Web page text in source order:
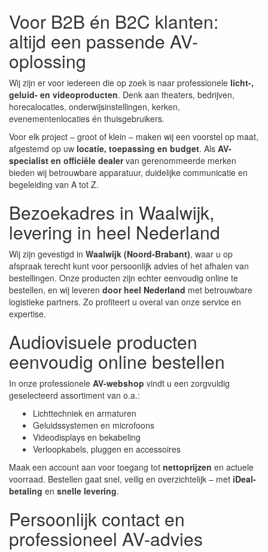
Voor B2B én B2C klanten:
altijd een passende AV-
oplossing
Wij zijn er voor iedereen die op zoek is naar professionele licht-,
geluid- en videoproducten. Denk aan theaters, bedrijven,
horecalocaties, onderwijsinstellingen, kerken,
evenementenlocaties én thuisgebruikers.
Voor elk project – groot of klein – maken wij een voorstel op maat,
afgestemd op uw locatie, toepassing en budget. Als AV-
specialist en officiële dealervan gerenommeerde merken
bieden wij betrouwbare apparatuur, duidelijke communicatie en
begeleiding van A tot Z.
Bezoekadres in Waalwijk,
levering in heel Nederland
Wij zijn gevestigd in Waalwijk (Noord-Brabant), waar u op
afspraak terecht kunt voor persoonlijk advies of het afhalen van
bestellingen. Onze producten zijn echter eenvoudig online te
bestellen, en wij leveren door heel Nederland met betrouwbare
logistieke partners. Zo profiteert u overal van onze service en
expertise.
Audiovisuele producten
eenvoudig online bestellen
In onze professionele AV-webshop vindt u een zorgvuldig
geselecteerd assortiment van o.a.:
Lichttechniek en armaturen
Geluidssystemen en microfoons
Videodisplays en bekabeling
Verloopkabels, pluggen en accessoires
Maak een account aan voor toegang tot nettoprijzen en actuele
voorraad. Bestellen gaat snel, veilig en overzichtelijk – met iDeal-
betaling en snelle levering.
Persoonlijk contact en
professioneel AV-advies